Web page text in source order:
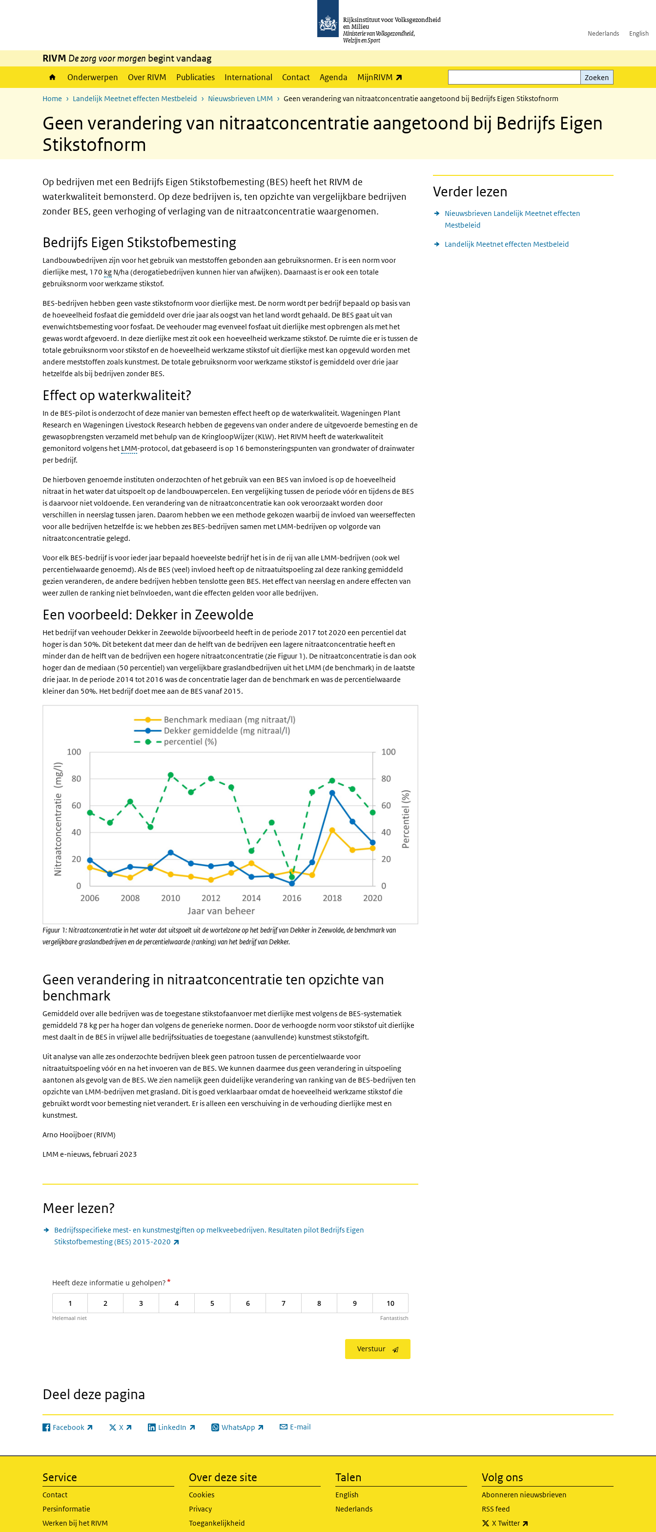
Rijksinstituut voor Volksgezondheid
en Milieu
Ministerie van Volksgezondheid,
Welzijn en Sport
Nederlands English
RIVM De zorg voor morgen begint vandaag
Onderwerpen Over RIVM Publicaties International Contact Agenda MijnRIVM
Zoeken
Zoeken
Home Landelijk Meetnet effecten Mestbeleid Nieuwsbrieven LMM Geen verandering van nitraatconcentratie aangetoond bij Bedrijfs Eigen Stikstofnorm
Geen verandering van nitraatconcentratie aangetoond bij Bedrijfs Eigen
Stikstofnorm
Op bedrijven met een Bedrijfs Eigen Stikstofbemesting (BES) heeft het RIVM de
waterkwaliteit bemonsterd. Op deze bedrijven is, ten opzichte van vergelijkbare bedrijven
zonder BES, geen verhoging of verlaging van de nitraatconcentratie waargenomen.
Bedrijfs Eigen Stikstofbemesting
Landbouwbedrijven zijn voor het gebruik van meststoffen gebonden aan gebruiksnormen. Er is een norm voor
dierlijke mest, 170 kg N/ha (derogatiebedrijven kunnen hier van afwijken). Daarnaast is er ook een totale
gebruiksnorm voor werkzame stikstof.
BES-bedrijven hebben geen vaste stikstofnorm voor dierlijke mest. De norm wordt per bedrijf bepaald op basis van
de hoeveelheid fosfaat die gemiddeld over drie jaar als oogst van het land wordt gehaald. De BES gaat uit van
evenwichtsbemesting voor fosfaat. De veehouder mag evenveel fosfaat uit dierlijke mest opbrengen als met het
gewas wordt afgevoerd. In deze dierlijke mest zit ook een hoeveelheid werkzame stikstof. De ruimte die er is tussen de
totale gebruiksnorm voor stikstof en de hoeveelheid werkzame stikstof uit dierlijke mest kan opgevuld worden met
andere meststoffen zoals kunstmest. De totale gebruiksnorm voor werkzame stikstof is gemiddeld over drie jaar
hetzelfde als bij bedrijven zonder BES.
Effect op waterkwaliteit?
In de BES-pilot is onderzocht of deze manier van bemesten effect heeft op de waterkwaliteit. Wageningen Plant
Research en Wageningen Livestock Research hebben de gegevens van onder andere de uitgevoerde bemesting en de
gewasopbrengsten verzameld met behulp van de KringloopWijzer (KLW). Het RIVM heeft de waterkwaliteit
gemonitord volgens het LMM-protocol, dat gebaseerd is op 16 bemonsteringspunten van grondwater of drainwater
per bedrijf.
De hierboven genoemde instituten onderzochten of het gebruik van een BES van invloed is op de hoeveelheid
nitraat in het water dat uitspoelt op de landbouwpercelen. Een vergelijking tussen de periode vóór en tijdens de BES
is daarvoor niet voldoende. Een verandering van de nitraatconcentratie kan ook veroorzaakt worden door
verschillen in neerslag tussen jaren. Daarom hebben we een methode gekozen waarbij de invloed van weerseffecten
voor alle bedrijven hetzelfde is: we hebben zes BES-bedrijven samen met LMM-bedrijven op volgorde van
nitraatconcentratie gelegd.
Voor elk BES-bedrijf is voor ieder jaar bepaald hoeveelste bedrijf het is in de rij van alle LMM-bedrijven (ook wel
percentielwaarde genoemd). Als de BES (veel) invloed heeft op de nitraatuitspoeling zal deze ranking gemiddeld
gezien veranderen, de andere bedrijven hebben tenslotte geen BES. Het effect van neerslag en andere effecten van
weer zullen de ranking niet beïnvloeden, want die effecten gelden voor alle bedrijven.
Een voorbeeld: Dekker in Zeewolde
Het bedrijf van veehouder Dekker in Zeewolde bijvoorbeeld heeft in de periode 2017 tot 2020 een percentiel dat
hoger is dan 50%. Dit betekent dat meer dan de helft van de bedrijven een lagere nitraatconcentratie heeft en
minder dan de helft van de bedrijven een hogere nitraatconcentratie (zie Figuur 1). De nitraatconcentratie is dan ook
hoger dan de mediaan (50 percentiel) van vergelijkbare graslandbedrijven uit het LMM (de benchmark) in de laatste
drie jaar. In de periode 2014 tot 2016 was de concentratie lager dan de benchmark en was de percentielwaarde
kleiner dan 50%. Het bedrijf doet mee aan de BES vanaf 2015.
Figuur 1: Nitraatconcentratie in het water dat uitspoelt uit de wortelzone op het bedrijf van Dekker in Zeewolde, de benchmark van
vergelijkbare graslandbedrijven en de percentielwaarde (ranking) van het bedrijf van Dekker.
Geen verandering in nitraatconcentratie ten opzichte van
benchmark
Gemiddeld over alle bedrijven was de toegestane stikstofaanvoer met dierlijke mest volgens de BES-systematiek
gemiddeld 78 kg per ha hoger dan volgens de generieke normen. Door de verhoogde norm voor stikstof uit dierlijke
mest daalt in de BES in vrijwel alle bedrijfssituaties de toegestane (aanvullende) kunstmest stikstofgift.
Uit analyse van alle zes onderzochte bedrijven bleek geen patroon tussen de percentielwaarde voor
nitraatuitspoeling vóór en na het invoeren van de BES. We kunnen daarmee dus geen verandering in uitspoeling
aantonen als gevolg van de BES. We zien namelijk geen duidelijke verandering van ranking van de BES-bedrijven ten
opzichte van LMM-bedrijven met grasland. Dit is goed verklaarbaar omdat de hoeveelheid werkzame stikstof die
gebruikt wordt voor bemesting niet verandert. Er is alleen een verschuiving in de verhouding dierlijke mest en
kunstmest.
Arno Hooijboer (RIVM)
LMM e-nieuws, februari 2023
Meer lezen?
Bedrijfsspecifieke mest- en kunstmestgiften op melkveebedrijven. Resultaten pilot Bedrijfs Eigen
Stikstofbemesting (BES) 2015-2020
Heeft deze informatie u geholpen?*
1 2 3 4 5 6 7 8 9 10
Helemaal niet Fantastisch
Verstuur
Verder lezen
Nieuwsbrieven Landelijk Meetnet effecten
Mestbeleid
Landelijk Meetnet effecten Mestbeleid
Deel deze pagina
Facebook
(externe link) X
(externe link) LinkedIn
(externe link) WhatsApp
(externe link) E-mail
Service
Contact
Persinformatie
Werken bij het RIVM
Over deze site
Cookies
Privacy
Toegankelijkheid
Talen
English
Nederlands
Volg ons
Abonneren nieuwsbrieven
RSS feed
X Twitter